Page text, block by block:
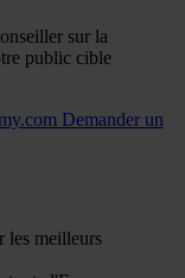
sur la
public cible
Demander un
les meilleurs